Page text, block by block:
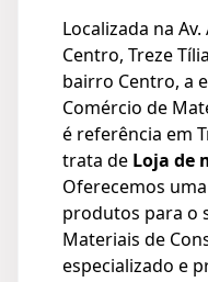
Localizada na
Centro, Treze
bairro Centro, a
Comércio de
é referência em
trata de Loja de
Oferecemos
produtos para o
Materiais de
especializado e